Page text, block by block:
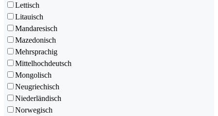
Lettisch
Litauisch
Mandaresisch
Mazedonisch
Mehrsprachig
Mittelhochdeutsch
Mongolisch
Neugriechisch
Niederländisch
Norwegisch